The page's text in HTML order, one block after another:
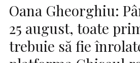
Oana Gheorghiu:
25 august, toate
trebuie să fie